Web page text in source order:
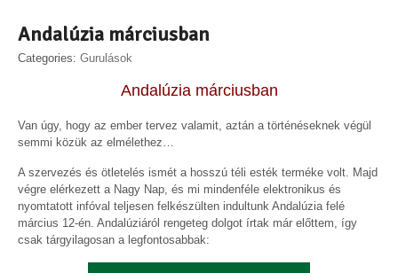
Andalúzia márciusban
Categories: Gurulások
Andalúzia márciusban
Van úgy, hogy az ember tervez valamit, aztán a történéseknek végül
semmi közük az elmélethez…
A szervezés és ötletelés ismét a hosszú téli esték terméke volt. Majd
végre elérkezett a Nagy Nap, és mi mindenféle elektronikus és
nyomtatott infóval teljesen felkészülten indultunk Andalúzia felé
március 12-én. Andalúziáról rengeteg dolgot írtak már előttem, így
csak tárgyilagosan a legfontosabbak: